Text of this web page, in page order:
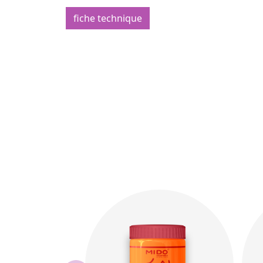
fiche technique